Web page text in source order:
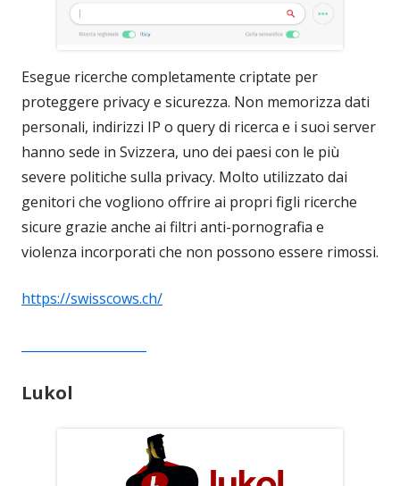
Esegue ricerche completamente criptate per
proteggere privacy e sicurezza. Non memorizza dati
personali, indirizzi IP o query di ricerca e i suoi server
hanno sede in Svizzera, uno dei paesi con le più
severe politiche sulla privacy. Molto utilizzato dai
genitori che vogliono offrire ai propri figli ricerche
sicure grazie anche ai filtri anti-pornografia e
violenza incorporati che non possono essere rimossi.
https://swisscows.ch/
Lukol